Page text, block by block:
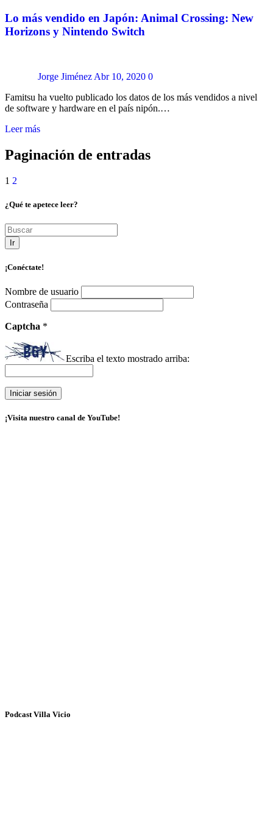
Lo más vendido en Japón: Animal Crossing: New
Horizons y Nintendo Switch
Jorge Jiménez Abr 10, 2020 0
Famitsu ha vuelto publicado los datos de los más vendidos a nivel
de software y hardware en el país nipón.…
Leer más
Paginación de entradas
1 2
¿Qué te apetece leer?
Ir
¡Conéctate!
Nombre de usuario
Contraseña
Captcha *
Escriba el texto mostrado arriba:
¡Visita nuestro canal de YouTube!
Podcast Villa Vicio